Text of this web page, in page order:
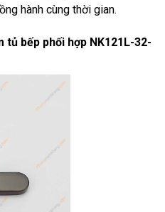
hành cùng thời gian.
tủ bếp phối hợp NK121L-32-